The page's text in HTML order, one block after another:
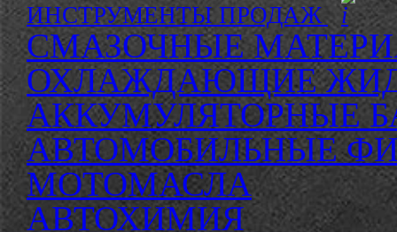
ИНСТРУМЕНТЫ ПРОДАЖ
СМАЗОЧНЫЕ
ОХЛАЖДАЮЩИЕ
АККУМУЛЯТОРНЫЕ
АВТОМОБИЛЬНЫЕ
МОТОМАСЛА
АВТОХИМИЯ